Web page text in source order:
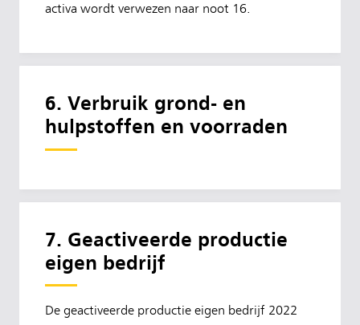
activa wordt verwezen naar noot 16.
6. Verbruik grond- en
hulpstoffen en voorraden
7. Geactiveerde productie
eigen bedrijf
De geactiveerde productie eigen bedrijf 2022